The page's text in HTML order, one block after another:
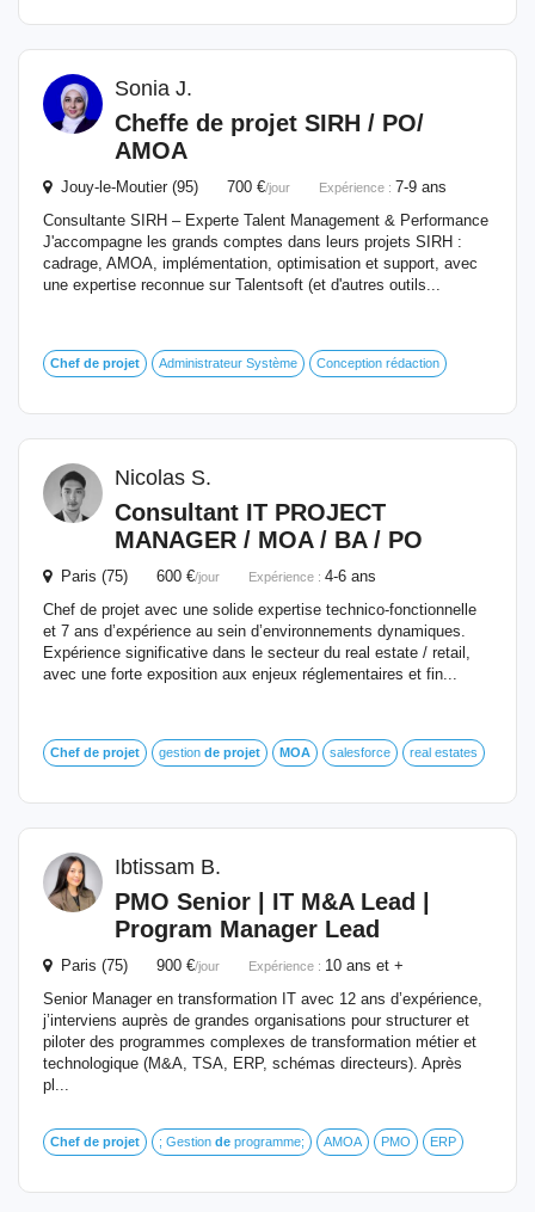
Sonia J.
Cheffe de projet SIRH / PO/
AMOA
Jouy-le-Moutier (95) 700 €/jour Expérience : 7-9 ans
Consultante SIRH – Experte Talent Management & Performance
J'accompagne les grands comptes dans leurs projets SIRH :
cadrage, AMOA, implémentation, optimisation et support, avec
une expertise reconnue sur Talentsoft (et d'autres outils...
Chef de projet Administrateur Système Conception rédaction
Nicolas S.
Consultant IT PROJECT
MANAGER / MOA/ BA / PO
Paris (75) 600 €/jour Expérience : 4-6 ans
Chef de projet avec une solide expertise technico-fonctionnelle
et 7 ans d’expérience au sein d’environnements dynamiques.
Expérience significative dans le secteur du real estate / retail,
avec une forte exposition aux enjeux réglementaires et fin...
Chef de projet gestion de projet MOA salesforce real estates
Ibtissam B.
PMO Senior | IT M&A Lead |
Program Manager Lead
Paris (75) 900 €/jour Expérience : 10 ans et +
Senior Manager en transformation IT avec 12 ans d’expérience,
j’interviens auprès de grandes organisations pour structurer et
piloter des programmes complexes de transformation métier et
technologique (M&A, TSA, ERP, schémas directeurs). Après
pl...
Chef de projet ; Gestion de programme; AMOA PMO ERP